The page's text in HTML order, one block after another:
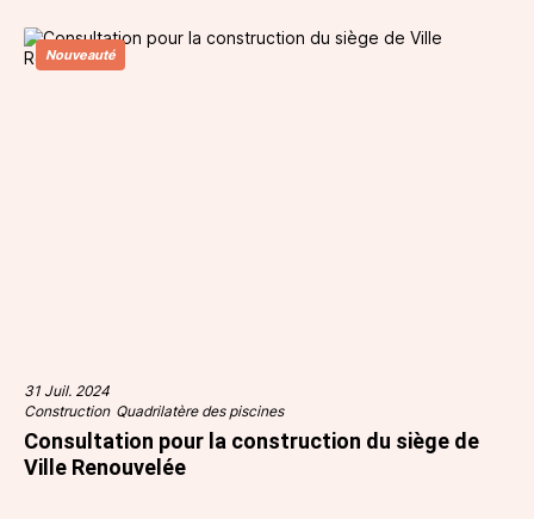
Nouveauté
31 Juil. 2024
Construction Quadrilatère des piscines
Consultation pour la construction du siège de
Ville Renouvelée